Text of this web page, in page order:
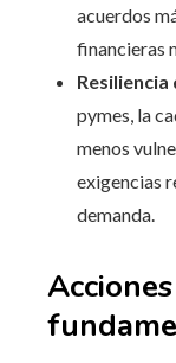
acuerdos
financieras
Resiliencia
pymes, la
menos
exigencias
demanda.